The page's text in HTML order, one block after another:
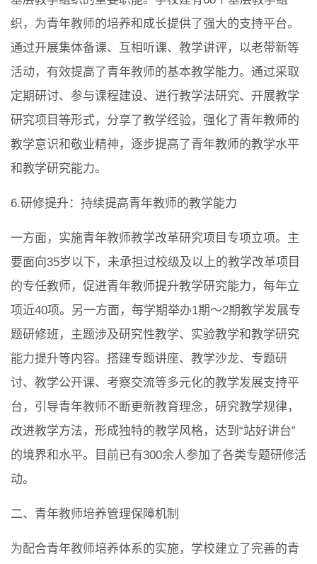
织，为青年教师的培养和成长提供了强大的支持平台。
通过开展集体备课、互相听课、教学讲评，以老带新等
活动，有效提高了青年教师的基本教学能力。通过采取
定期研讨、参与课程建设、进行教学法研究、开展教学
研究项目等形式，分享了教学经验，强化了青年教师的
教学意识和敬业精神，逐步提高了青年教师的教学水平
和教学研究能力。
6.研修提升：持续提高青年教师的教学能力
一方面，实施青年教师教学改革研究项目专项立项。主
要面向35岁以下，未承担过校级及以上的教学改革项目
的专任教师，促进青年教师提升教学研究能力，每年立
项近40项。另一方面，每学期举办1期～2期教学发展专
题研修班，主题涉及研究性教学、实验教学和教学研究
能力提升等内容。搭建专题讲座、教学沙龙、专题研
讨、教学公开课、考察交流等多元化的教学发展支持平
台，引导青年教师不断更新教育理念，研究教学规律，
改进教学方法，形成独特的教学风格，达到“站好讲台”
的境界和水平。目前已有300余人参加了各类专题研修活
动。
二、青年教师培养管理保障机制
为配合青年教师培养体系的实施，学校建立了完善的青